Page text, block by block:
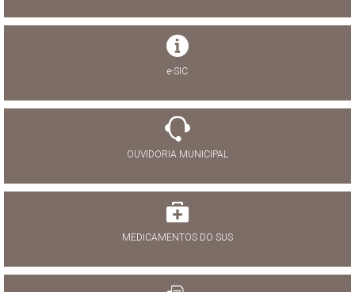
e-SIC
OUVIDORIA MUNICIPAL
MEDICAMENTOS DO SUS